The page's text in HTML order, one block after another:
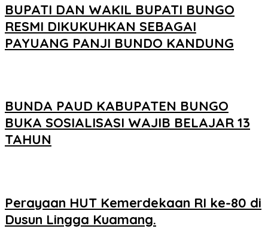
BUPATI DAN WAKIL BUPATI BUNGO
RESMI DIKUKUHKAN SEBAGAI
PAYUANG PANJI BUNDO KANDUNG
BUNDA PAUD KABUPATEN BUNGO
BUKA SOSIALISASI WAJIB BELAJAR 13
TAHUN
Perayaan HUT Kemerdekaan RI ke-80 di
Dusun Lingga Kuamang.